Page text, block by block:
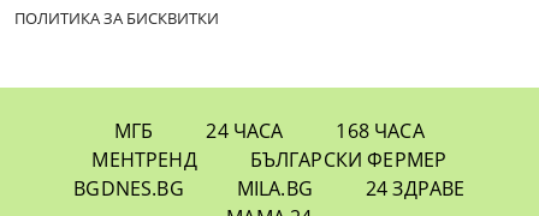
ПОЛИТИКА ЗА БИСКВИТКИ
МГБ 24 ЧАСА
168 ЧАСА
МЕНТРЕНД
БЪЛГАРСКИ ФЕРМЕР
BGDNES.BG
MILA.BG
24 ЗДРАВЕ